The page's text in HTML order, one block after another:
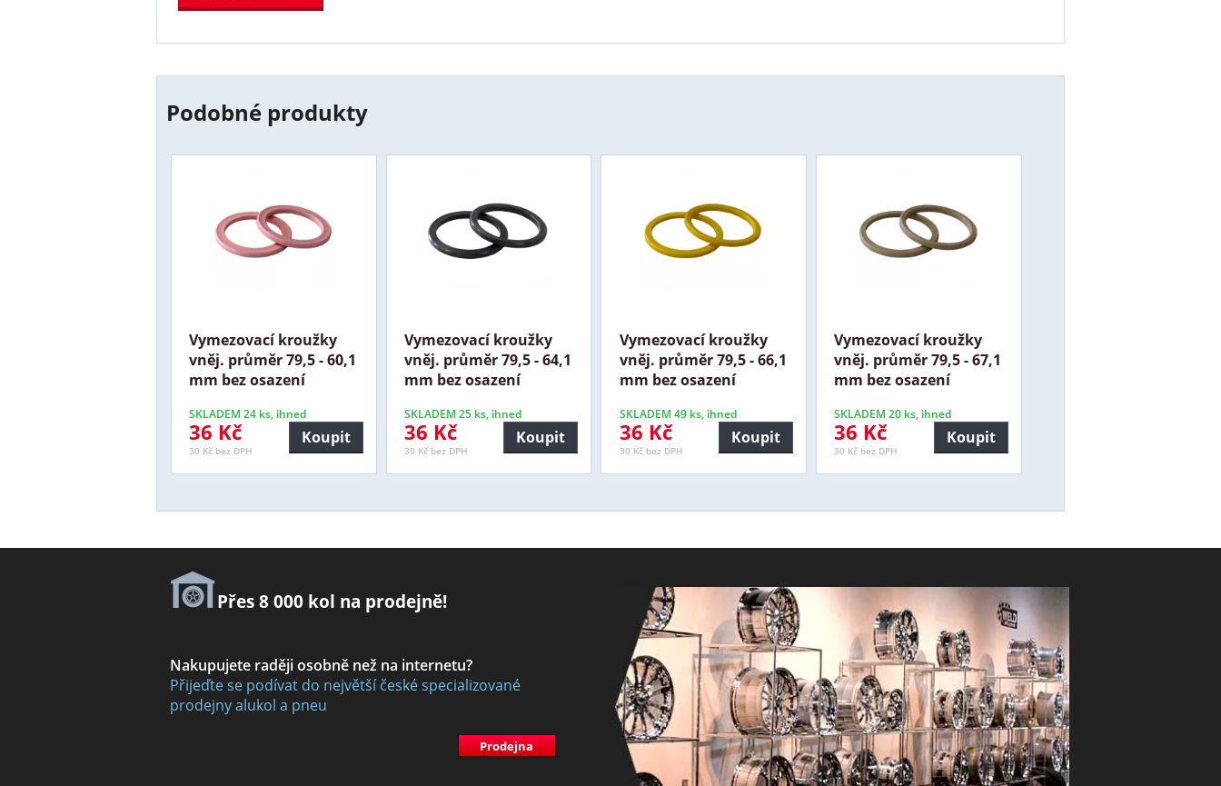
Podobné produkty
Vymezovací kroužky
vněj. průměr 79,5 - 60,1
mm bez osazení
SKLADEM 24 ks, ihned
36 Kč
30 Kč bez DPH
Koupit
Vymezovací kroužky
vněj. průměr 79,5 - 64,1
mm bez osazení
SKLADEM 25 ks, ihned
36 Kč
30 Kč bez DPH
Koupit
Vymezovací kroužky
vněj. průměr 79,5 - 66,1
mm bez osazení
SKLADEM 49 ks, ihned
36 Kč
30 Kč bez DPH
Koupit
Vymezovací kroužky
vněj. průměr 79,5 - 67,1
mm bez osazení
SKLADEM 20 ks, ihned
36 Kč
30 Kč bez DPH
Koupit
Přes 8 000 kol na prodejně!
Nakupujete raději osobně než na internetu?
Přijeďte se podívat do největší české specializované
prodejny alukol a pneu
Prodejna